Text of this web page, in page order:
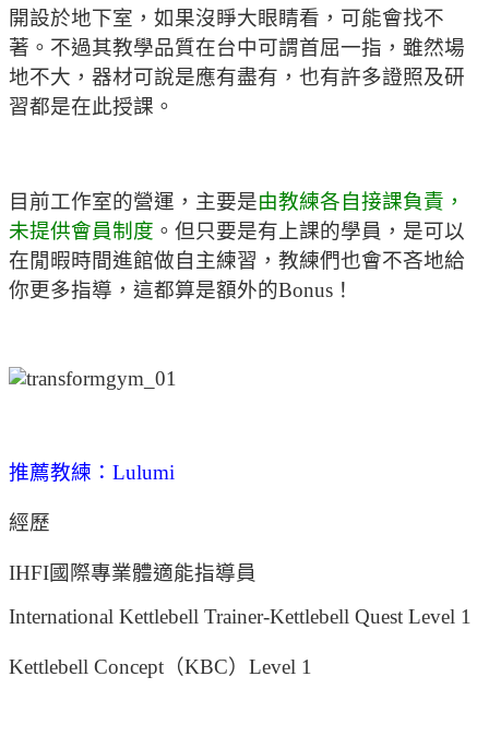
開設於地下室，如果沒睜大眼睛看，可能會找不
著。不過其教學品質在台中可謂首屈一指，雖然場
地不大，器材可說是應有盡有，也有許多證照及研
習都是在此授課。
目前工作室的營運，主要是由教練各自接課負責，
未提供會員制度 。但只要是有上課的學員，是可以
在閒暇時間進館做自主練習，教練們也會不吝地給
你更多指導，這都算是額外的Bonus！
推薦教練：Lulumi
經歷
IHFI國際專業體適能指導員
International Kettlebell Trainer-Kettlebell Quest Level 1
Kettlebell Concept（KBC）Level 1